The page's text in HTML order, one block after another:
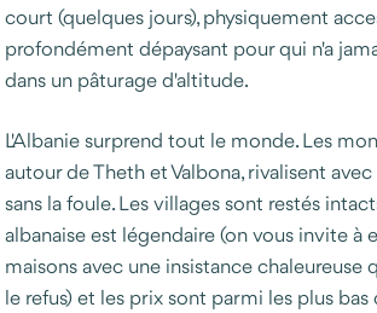
court (quelques jours), physiquement
profondément dépaysant pour qui n'a
dans un pâturage d'altitude.
L'Albanie surprend tout le monde. Les
autour de Theth et Valbona, rivalisent
sans la foule. Les villages sont restés
albanaise est légendaire (on vous invite à
maisons avec une insistance chaleureuse
le refus) et les prix sont parmi les plus bas